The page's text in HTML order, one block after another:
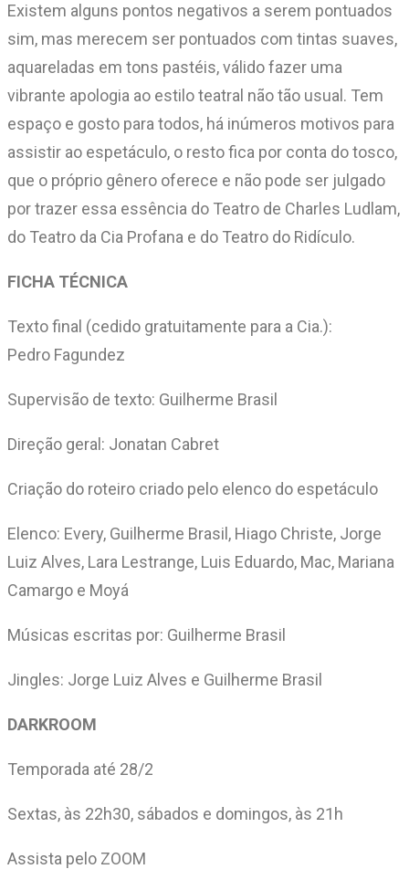
Existem alguns pontos negativos a serem pontuados
sim, mas merecem ser pontuados com tintas suaves,
aquareladas em tons pastéis, válido fazer uma
vibrante apologia ao estilo teatral não tão usual. Tem
espaço e gosto para todos, há inúmeros motivos para
assistir ao espetáculo, o resto fica por conta do tosco,
que o próprio gênero oferece e não pode ser julgado
por trazer essa essência do Teatro de Charles Ludlam,
do Teatro da Cia Profana e do Teatro do Ridículo.
FICHA TÉCNICA
Texto final (cedido gratuitamente para a Cia.):
Pedro Fagundez
Supervisão de texto: Guilherme Brasil
Direção geral: Jonatan Cabret
Criação do roteiro criado pelo elenco do espetáculo
Elenco: Every, Guilherme Brasil, Hiago Christe, Jorge
Luiz Alves, Lara Lestrange, Luis Eduardo, Mac, Mariana
Camargo e Moyá
Músicas escritas por: Guilherme Brasil
Jingles: Jorge Luiz Alves e Guilherme Brasil
DARKROOM
Temporada até 28/2
Sextas, às 22h30, sábados e domingos, às 21h
Assista pelo ZOOM